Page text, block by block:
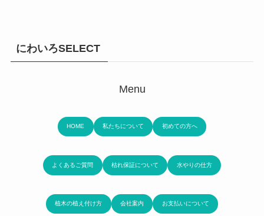
にわいろSELECT
Menu
HOME 私たちについて 初めての方へ
よくあるご質問 枯れ保証について 水やりの仕方
植木の植え付け方 会社案内 お支払いについて